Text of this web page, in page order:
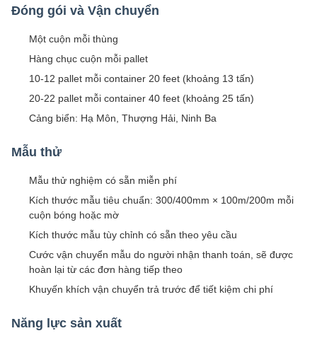
Đóng gói và Vận chuyển
Một cuộn mỗi thùng
Hàng chục cuộn mỗi pallet
10-12 pallet mỗi container 20 feet (khoảng 13 tấn)
20-22 pallet mỗi container 40 feet (khoảng 25 tấn)
Cảng biển: Hạ Môn, Thượng Hải, Ninh Ba
Mẫu thử
Mẫu thử nghiệm có sẵn miễn phí
Kích thước mẫu tiêu chuẩn: 300/400mm × 100m/200m mỗi
cuộn bóng hoặc mờ
Kích thước mẫu tùy chỉnh có sẵn theo yêu cầu
Cước vận chuyển mẫu do người nhận thanh toán, sẽ được
hoàn lại từ các đơn hàng tiếp theo
Khuyến khích vận chuyển trả trước để tiết kiệm chi phí
Năng lực sản xuất